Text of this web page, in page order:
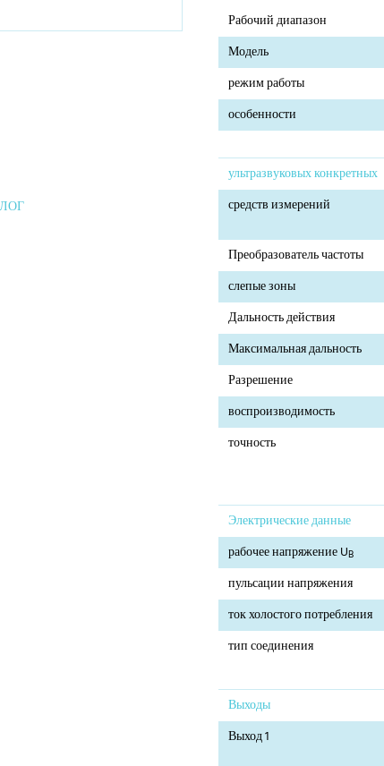
Рабочий диапазон
Модель
режим работы
особенности
ультразвуковых конкретных
средств измерений
Преобразователь частоты
слепые зоны
Дальность действия
Максимальная дальность
Разрешение
воспроизводимость
точность
Электрические данные
рабочее напряжение UB
пульсации напряжения
ток холостого потребления
тип соединения
Выходы
Выход 1